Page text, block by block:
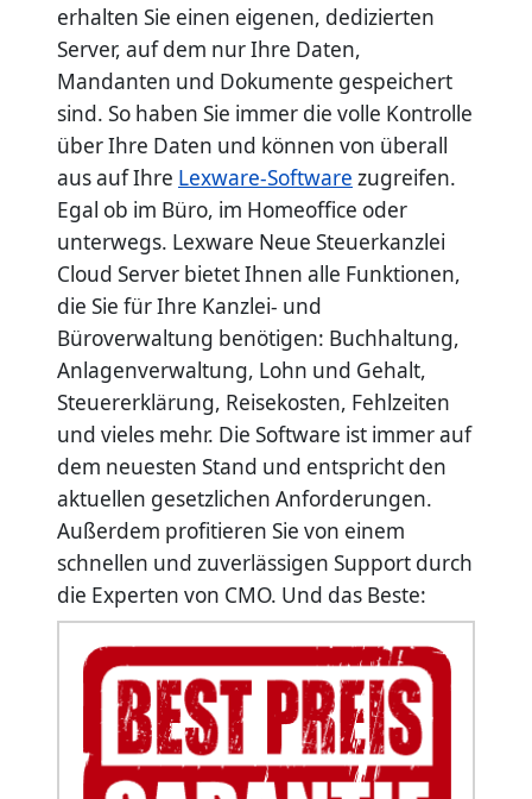
erhalten Sie einen eigenen, dedizierten
Server, auf dem nur Ihre Daten,
Mandanten und Dokumente gespeichert
sind. So haben Sie immer die volle Kontrolle
über Ihre Daten und können von überall
aus auf Ihre Lexware-Software zugreifen.
Egal ob im Büro, im Homeoffice oder
unterwegs. Lexware Neue Steuerkanzlei
Cloud Server bietet Ihnen alle Funktionen,
die Sie für Ihre Kanzlei- und
Büroverwaltung benötigen: Buchhaltung,
Anlagenverwaltung, Lohn und Gehalt,
Steuererklärung, Reisekosten, Fehlzeiten
und vieles mehr. Die Software ist immer auf
dem neuesten Stand und entspricht den
aktuellen gesetzlichen Anforderungen.
Außerdem profitieren Sie von einem
schnellen und zuverlässigen Support durch
die Experten von CMO. Und das Beste: